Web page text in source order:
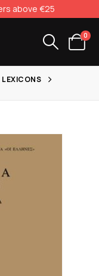
above €25
0
LEXICONS